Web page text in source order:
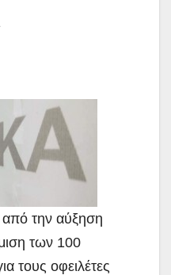
από την αύξηση
των 100
τους οφειλέτες